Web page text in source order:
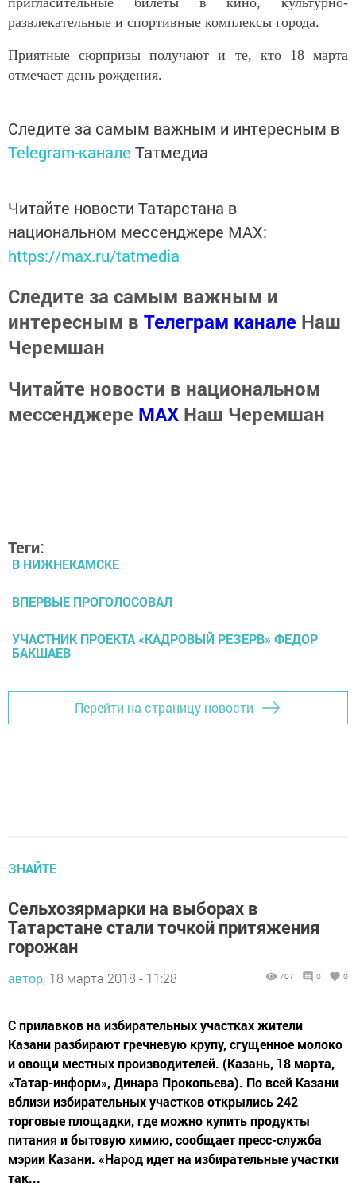
развлекательные и спортивные комплексы города.
Приятные сюрпризы получают и те, кто 18 марта
отмечает день рождения.
Следите за самым важным и интересным в
Telegram-канале Татмедиа
Читайте новости Татарстана в
национальном мессенджере MАХ:
https://max.ru/tatmedia
Следите за самым важным и
интересным в Телеграм канале Наш
Черемшан
Читайте новости в национальном
мессенджере MАХ Наш Черемшан
Теги:
В НИЖНЕКАМСКЕ
ВПЕРВЫЕ ПРОГОЛОСОВАЛ
УЧАСТНИК ПРОЕКТА «КАДРОВЫЙ РЕЗЕРВ» ФЕДОР
БАКШАЕВ
Перейти на страницу новости
ЗНАЙТЕ
Сельхозярмарки на выборах в
Татарстане стали точкой притяжения
горожан
автор, 18 марта 2018 - 11:28 707 0 0
С прилавков на избирательных участках жители
Казани разбирают гречневую крупу, сгущенное молоко
и овощи местных производителей. (Казань, 18 марта,
«Татар-информ», Динара Прокопьева). По всей Казани
вблизи избирательных участков открылись 242
торговые площадки, где можно купить продукты
питания и бытовую химию, сообщает пресс-служба
мэрии Казани. «Народ идет на избирательные участки
так...